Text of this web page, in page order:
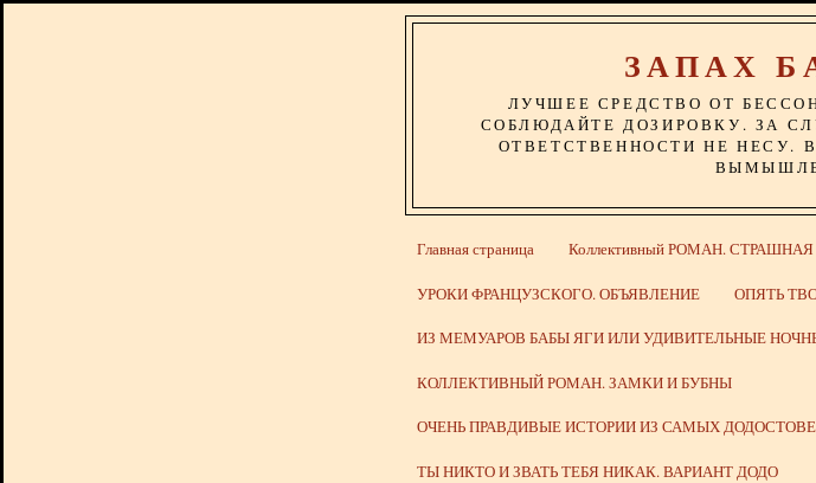
ЗАПАХ
ЛУЧШЕЕ СРЕДСТВО ОТ
СОБЛЮДАЙТЕ ДОЗИРОВКУ. ЗА
ОТВЕТСТВЕННОСТИ НЕ НЕСУ.
Главная страница Коллективный РОМАН.
УРОКИ ФРАНЦУЗСКОГО. ОБЪЯВЛЕНИЕ ОПЯТЬ
ИЗ МЕМУАРОВ БАБЫ ЯГИ ИЛИ УДИВИТЕЛЬНЫЕ
КОЛЛЕКТИВНЫЙ РОМАН. ЗАМКИ И БУБНЫ
ОЧЕНЬ ПРАВДИВЫЕ ИСТОРИИ ИЗ САМЫХ
ТЫ НИКТО И ЗВАТЬ ТЕБЯ НИКАК. ВАРИАНТ ДОДО